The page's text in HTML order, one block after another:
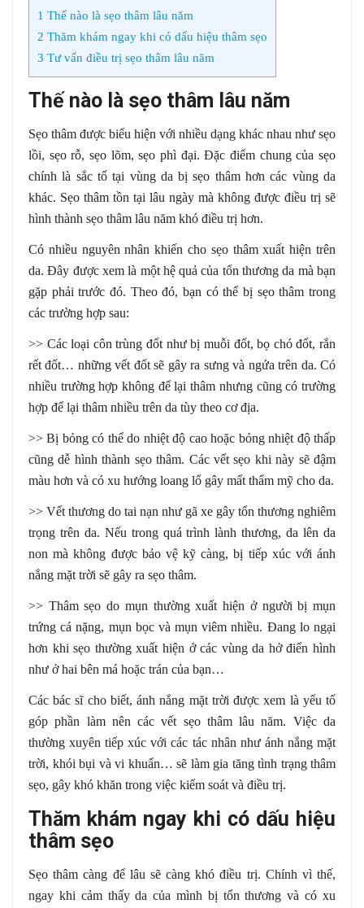
1 Thế nào là sẹo thâm lâu năm
2 Thăm khám ngay khi có dấu hiệu thâm sẹo
3 Tư vấn điều trị sẹo thâm lâu năm
Thế nào là sẹo thâm lâu năm
Sẹo thâm được biểu hiện với nhiều dạng khác nhau như sẹo
lồi, sẹo rỗ, sẹo lõm, sẹo phì đại. Đặc điểm chung của sẹo
chính là sắc tố tại vùng da bị sẹo thâm hơn các vùng da
khác. Sẹo thâm tồn tại lâu ngày mà không được điều trị sẽ
hình thành sẹo thâm lâu năm khó điều trị hơn.
Có nhiều nguyên nhân khiến cho sẹo thâm xuất hiện trên
da. Đây được xem là một hệ quả của tổn thương da mà bạn
gặp phải trước đó. Theo đó, bạn có thể bị sẹo thâm trong
các trường hợp sau:
>> Các loại côn trùng đốt như bị muỗi đốt, bọ chó đốt, rắn
rết đốt… những vết đốt sẽ gây ra sưng và ngứa trên da. Có
nhiều trường hợp không để lại thâm nhưng cũng có trường
hợp để lại thâm nhiều trên da tùy theo cơ địa.
>> Bị bỏng có thể do nhiệt độ cao hoặc bỏng nhiệt độ thấp
cũng dễ hình thành sẹo thâm. Các vết sẹo khi này sẽ đậm
màu hơn và có xu hướng loang lổ gây mất thẩm mỹ cho da.
>> Vết thương do tai nạn như gã xe gây tổn thương nghiêm
trọng trên da. Nếu trong quá trình lành thương, da lên da
non mà không được bảo vệ kỹ càng, bị tiếp xúc với ánh
nắng mặt trời sẽ gây ra sẹo thâm.
>> Thâm sẹo do mụn thường xuất hiện ở người bị mụn
trứng cá nặng, mụn bọc và mụn viêm nhiều. Đang lo ngại
hơn khi sẹo thường xuất hiện ở các vùng da hở điển hình
như ở hai bên má hoặc trán của bạn…
Các bác sĩ cho biết, ánh nắng mặt trời được xem là yếu tố
góp phần làm nên các vết sẹo thâm lâu năm. Việc da
thường xuyên tiếp xúc với các tác nhân như ánh nắng mặt
trời, khói bụi và vi khuẩn… sẽ làm gia tăng tình trạng thâm
sẹo, gây khó khăn trong việc kiểm soát và điều trị.
Thăm khám ngay khi có dấu hiệu
thâm sẹo
Sẹo thâm càng để lâu sẽ càng khó điều trị. Chính vì thế,
ngay khi cảm thấy da của mình bị tổn thương và có xu